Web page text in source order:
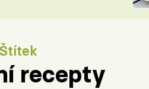
Štítek
recepty